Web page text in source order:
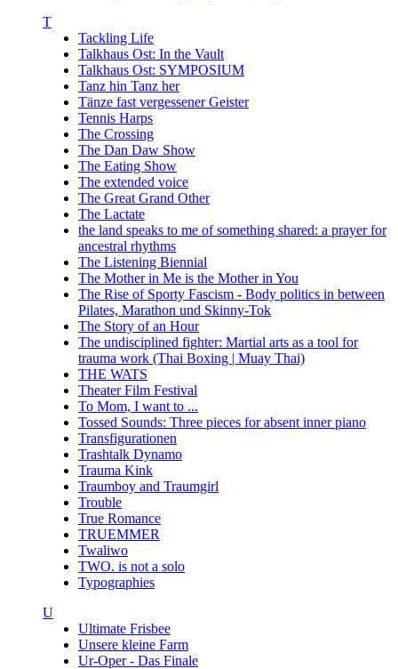
T
Tackling Life
Talkhaus Ost: In the Vault
Talkhaus Ost: SYMPOSIUM
Tanz hin Tanz her
Tänze fast vergessener Geister
Tennis Harps
The Crossing
The Dan Daw Show
The Eating Show
The extended voice
The Great Grand Other
The Lactate
the land speaks to me of something shared: a prayer for
ancestral rhythms
The Listening Biennial
The Mother in Me is the Mother in You
The Rise of Sporty Fascism - Body politics in between
Pilates, Marathon und Skinny-Tok
The Story of an Hour
The undisciplined fighter: Martial arts as a tool for
trauma work (Thai Boxing | Muay Thai)
THE WATS
Theater Film Festival
To Mom, I want to ...
Tossed Sounds: Three pieces for absent inner piano
Transfigurationen
Trashtalk Dynamo
Trauma Kink
Traumboy and Traumgirl
Trouble
True Romance
TRUEMMER
Twaliwo
TWO. is not a solo
Typographies
U
Ultimate Frisbee
Unsere kleine Farm
Ur-Oper - Das Finale